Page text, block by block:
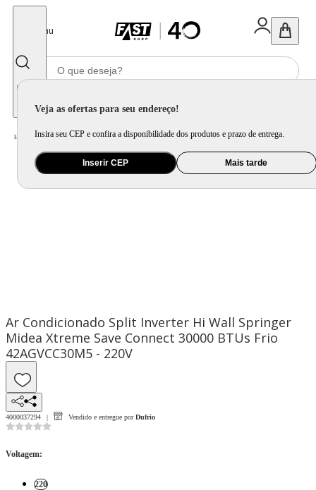
Menu
Veja as ofertas para seu endereço!
Insira seu CEP e confira a disponibilidade dos produtos e prazo de entrega.
Inserir CEP Mais tarde
Home Ar e Ventilação / Ar Condicionado
Ar Condicionado Split Inverter Hi Wall Springer
Midea Xtreme Save Connect 30000 BTUs Frio
42AGVCC30M5 - 220V
4000037294 Vendido e entregue por Dufrio
Voltagem:
220